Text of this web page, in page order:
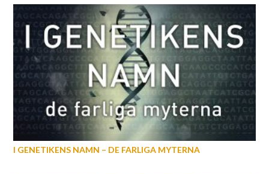
I GENETIKENS NAMN – DE FARLIGA MYTERNA